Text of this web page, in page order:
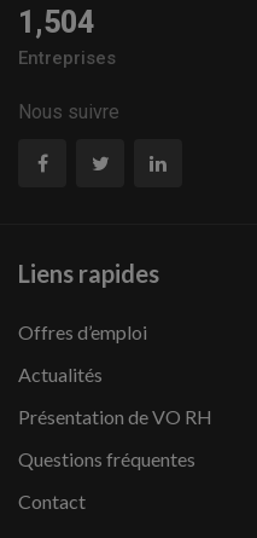
1,504
Entreprises
Nous suivre
Liens rapides
Offres d’emploi
Actualités
Présentation de VO RH
Questions fréquentes
Contact